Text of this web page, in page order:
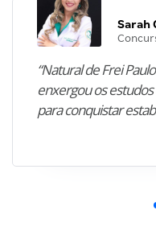
Sarah
“Natural de Frei
enxergou os
para conquistar